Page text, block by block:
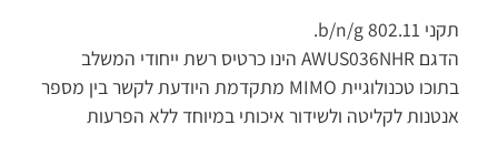
הדגם AWUS036NHR הינו כרטיס רשת ייחודי המשלב
טכנולוגייתMIMO מתקדמת היודעת לקשר בין מספר
לקליטה ולשידור איכותי במיוחד ללא הפרעות